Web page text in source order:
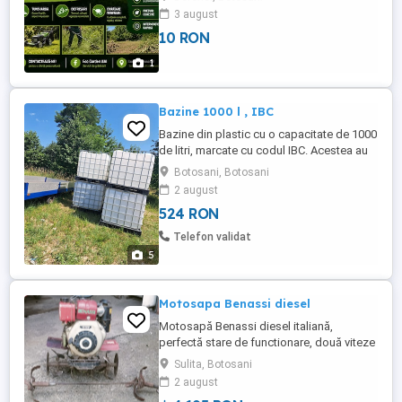
1
3 august
10 RON
5
Bazine 1000 l , IBC
Bazine din plastic cu o capacitate de 1000
de litri, marcate cu codul IBC. Acestea au
fost utilizate pentru depozitarea sau
transportarea aracetului . Sunt clatite si
arata ca si noi. Au palet de plastic . Gura
de umplere este larga (diametru aprox
20cm} . Asigur transport in orasul
Botosani, Botosani
2 august
524 RON
Telefon validat
Motosapa Benassi diesel
Motosapă Benassi diesel italiană,
perfectă stare de functionare, două viteze
înainte și una inapoi
Sulita, Botosani
2 august